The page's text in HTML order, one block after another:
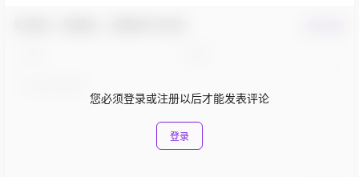
您必须登录或注册以后才能发表评论
登录